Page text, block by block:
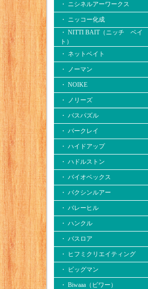
・ ニシネルアーワークス
・ ニッコー化成
・ NITTI BAIT（ニッチ ベイ
ト）
・ ネットベイト
・ ノーマン
・ NOIKE
・ ノリーズ
・ バスパズル
・ バークレイ
・ ハイドアップ
・ ハドルストン
・ バイオベックス
・ バクシンルアー
・ バレーヒル
・ ハンクル
・ バスロア
・ ヒフミクリエイティング
・ ビッグマン
・ Biwaaa（ビワー）